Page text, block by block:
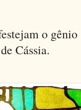
o gênio
Cássia.